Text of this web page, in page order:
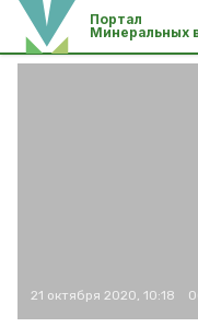
Портал
Минеральных
21 октября 2020, 10:18